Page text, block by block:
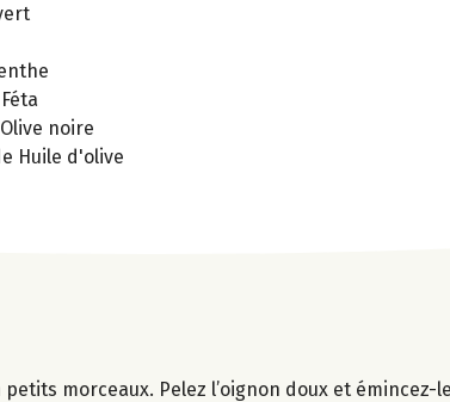
noire
Huile d'olive
morceaux. Pelez l’oignon doux et